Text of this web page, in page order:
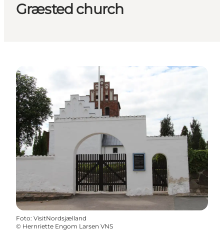
Græsted church
Foto: VisitNordsjælland
© Hernriette Engom Larsen VNS